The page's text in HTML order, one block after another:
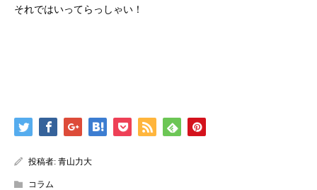
それではいってらっしゃい！
投稿者: 青山力大
コラム